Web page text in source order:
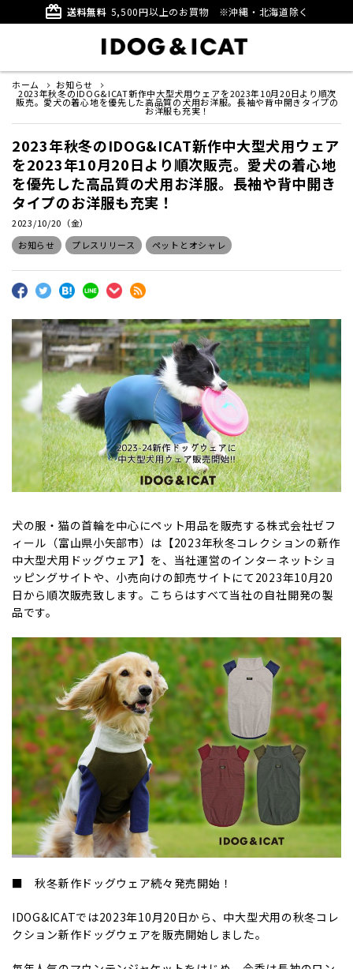
card_giftcard 送料無料 5,500円以上のお買物 ※沖縄・北海道除く
ホーム お知らせ
2023年秋冬のIDOG&ICAT新作中大型犬用ウェアを2023年10月20日より順次
販売。愛犬の着心地を優先した高品質の犬用お洋服。長袖や背中開きタイプの
お洋服も充実！
2023年秋冬のIDOG&ICAT新作中大型犬用ウェア
を2023年10月20日より順次販売。愛犬の着心地
を優先した高品質の犬用お洋服。長袖や背中開き
タイプのお洋服も充実！
2023/10/20（金）
お知らせ
プレスリリース ペットとオシャレ
犬の服・猫の首輪を中心にペット用品を販売する株式会社ゼフ
ィール（富山県小矢部市）は【2023年秋冬コレクションの新作
中大型犬用ドッグウェア】を、当社運営のインターネットショ
ッピングサイトや、小売向けの卸売サイトにて2023年10月20
日から順次販売致します。こちらはすべて当社の自社開発の製
品です。
■ 秋冬新作ドッグウェア続々発売開始！
IDOG&ICATでは2023年10月20日から、中大型犬用の秋冬コレ
クション新作ドッグウェアを販売開始しました。